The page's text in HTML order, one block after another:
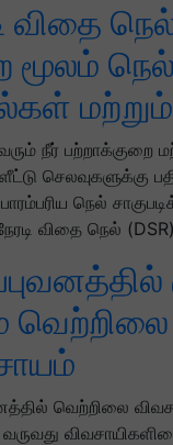
விதை
மூலம் நெல்
நீர் பற்றாக்குறை
செலவுகளுக்கு
நெல்
விதை நெல்
வெற்றிலை
வெற்றிலை
வருவது